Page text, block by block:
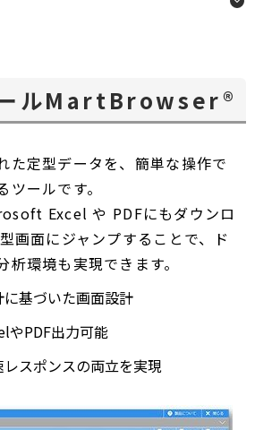
ールMartBrowser®
た定型データを、簡単な操作で
ールです。
Excel や PDFにもダウンロ
画面にジャンプすることで、ド
析環境も実現できます。
基づいた画面設計
やPDF出力可能
スポンスの両立を実現